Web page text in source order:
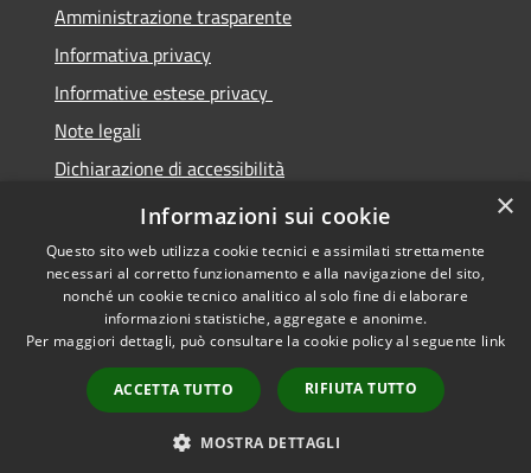
Amministrazione trasparente
Informativa privacy
Informative estese privacy
Note legali
Dichiarazione di accessibilità
Obbiettivi di Accessibilità
Accessibilità
Copyright © 2026 • Comune di
Torre De' Passeri • Powered by
Municipium•
Accesso
redazione
×
Informazioni sui cookie
Questo sito web utilizza cookie tecnici e assimilati strettamente
necessari al corretto funzionamento e alla navigazione del sito,
nonché un cookie tecnico analitico al solo fine di elaborare
informazioni statistiche, aggregate e anonime.
Per maggiori dettagli, può consultare la cookie policy al seguente link
ACCETTA TUTTO RIFIUTA TUTTO
MOSTRA DETTAGLI